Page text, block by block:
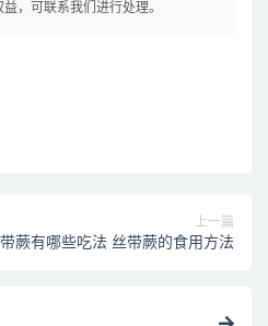
，可联系我们进行处理。
上一篇
蕨有哪些吃法 丝带蕨的食用方法